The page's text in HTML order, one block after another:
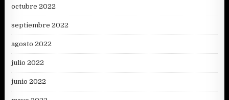
octubre 2022
septiembre 2022
agosto 2022
julio 2022
junio 2022